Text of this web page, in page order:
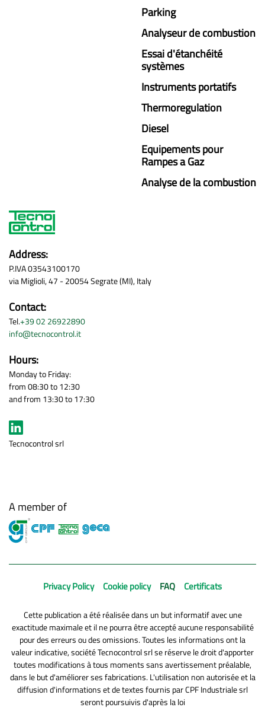
Address:
P.IVA 03543100170
via Miglioli, 47 - 20054 Segrate (MI), Italy
Contact:
Tel.+39 02 26922890
info@tecnocontrol.it
Hours:
Monday to Friday:
from 08:30 to 12:30
and from 13:30 to 17:30
Tecnocontrol srl
Parking
Analyseur de combustion
Essai d'étanchéité
systèmes
Instruments portatifs
Thermoregulation
Diesel
Equipements pour
Rampes a Gaz
Analyse de la combustion
A member of
Privacy Policy Cookie policy FAQ Certificats
Cette publication a été réalisée dans un but informatif avec une
exactitude maximale et il ne pourra être accepté aucune responsabilité
pour des erreurs ou des omissions. Toutes les informations ont la
valeur indicative, société Tecnocontrol srl se réserve le droit d'apporter
toutes modifications à tous moments sans avertissement préalable,
dans le but d'améliorer ses fabrications. L'utilisation non autorisée et la
diffusion d'informations et de textes fournis par CPF Industriale srl
seront poursuivis d'après la loi